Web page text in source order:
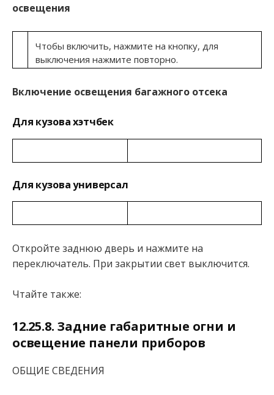
освещения
Чтобы включить, нажмите на кнопку, для
выключения нажмите повторно.
Включение освещения багажного отсека
Для кузова хэтчбек
Для кузова универсал
Откройте заднюю дверь и нажмите на
переключатель. При закрытии свет выключится.
Чтайте также:
12.25.8. Задние габаритные огни и
освещение панели приборов
ОБЩИЕ СВЕДЕНИЯ